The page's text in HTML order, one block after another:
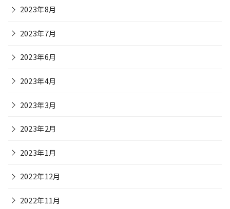
2023年8月
2023年7月
2023年6月
2023年4月
2023年3月
2023年2月
2023年1月
2022年12月
2022年11月